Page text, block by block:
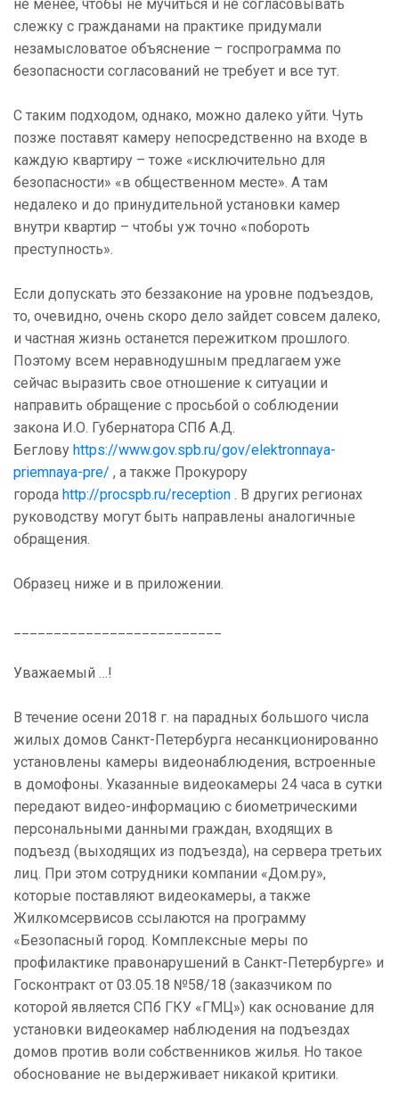
не менее, чтобы не мучиться и не согласовывать
слежку с гражданами на практике придумали
незамысловатое объяснение – госпрограмма по
безопасности согласований не требует и все тут.
С таким подходом, однако, можно далеко уйти. Чуть
позже поставят камеру непосредственно на входе в
каждую квартиру – тоже «исключительно для
безопасности» «в общественном месте». А там
недалеко и до принудительной установки камер
внутри квартир – чтобы уж точно «побороть
преступность».
Если допускать это беззаконие на уровне подъездов,
то, очевидно, очень скоро дело зайдет совсем далеко,
и частная жизнь останется пережитком прошлого.
Поэтому всем неравнодушным предлагаем уже
сейчас выразить свое отношение к ситуации и
направить обращение с просьбой о соблюдении
закона И.О. Губернатора СПб А.Д.
Беглову https://www.gov.spb.ru/gov/elektronnaya-
priemnaya-pre/ , а также Прокурору
города http://procspb.ru/reception . В других регионах
руководству могут быть направлены аналогичные
обращения.
Образец ниже и в приложении.
Уважаемый …!
В течение осени 2018 г. на парадных большого числа
жилых домов Санкт-Петербурга несанкционированно
установлены камеры видеонаблюдения, встроенные
в домофоны. Указанные видеокамеры 24 часа в сутки
передают видео-информацию с биометрическими
персональными данными граждан, входящих в
подъезд (выходящих из подъезда), на сервера третьих
лиц. При этом сотрудники компании «Дом.ру»,
которые поставляют видеокамеры, а также
Жилкомсервисов ссылаются на программу
«Безопасный город. Комплексные меры по
профилактике правонарушений в Санкт-Петербурге» и
Госконтракт от 03.05.18 №58/18 (заказчиком по
которой является СПб ГКУ «ГМЦ») как основание для
установки видеокамер наблюдения на подъездах
домов против воли собственников жилья. Но такое
обоснование не выдерживает никакой критики.